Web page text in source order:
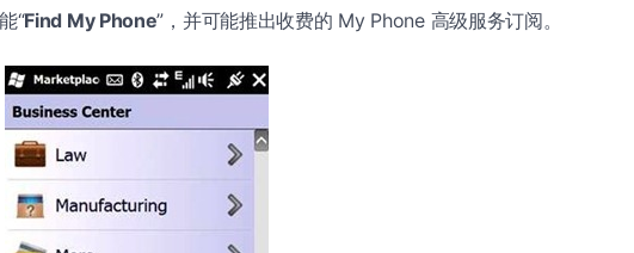
“Find My Phone”，并可能推出收费的 My Phone 高级服务订阅。